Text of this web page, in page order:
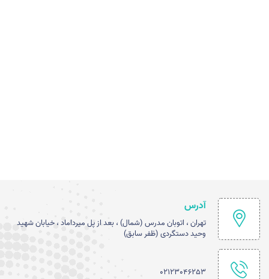
آدرس
تهران ، اتوبان مدرس (شمال) ، بعد از پل میرداماد ، خیابان شهید
وحید دستگردی (ظفر سابق)
02123046253